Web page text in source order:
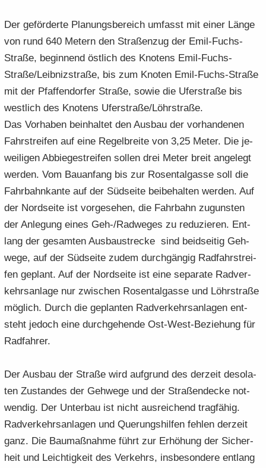
Der ge­för­der­te Pla­nungs­be­reich um­fasst mit einer Länge
von rund 640 Me­tern den Stra­ßen­zug der Emil-​Fuchs-
Straße, be­gin­nend öst­lich des Kno­tens Emil-​Fuchs-
Straße/Leib­niz­stra­ße, bis zum Kno­ten Emil-​Fuchs-Straße
mit der Pfaf­fen­dor­fer Stra­ße, sowie die Ufer­stra­ße bis
west­lich des Kno­tens Ufer­stra­ße/Löhr­stra­ße.
Das Vor­ha­ben be­inhal­tet den Aus­bau der vor­han­de­nen
Fahr­strei­fen auf eine Re­gel­brei­te von 3,25 Meter. Die je­
wei­li­gen Ab­bie­ge­strei­fen sol­len drei Meter breit an­ge­legt
wer­den. Vom Bau­an­fang bis zur Ro­sen­tal­gas­se soll die
Fahr­bahn­kan­te auf der Süd­sei­te bei­be­hal­ten wer­den. Auf
der Nord­sei­te ist vor­ge­se­hen, die Fahr­bahn zu­guns­ten
der An­le­gung eines Geh-/Rad­we­ges zu re­du­zie­ren. Ent­
lang der ge­sam­ten Aus­bau­stre­cke sind beid­sei­tig Geh­
we­ge, auf der Süd­sei­te zudem durch­gän­gig Rad­fahr­strei­
fen ge­plant. Auf der Nord­sei­te ist eine se­pa­ra­te Rad­ver­
kehrs­an­la­ge nur zwi­schen Ro­sen­tal­gas­se und Löhr­stra­ße
mög­lich. Durch die ge­plan­ten Rad­ver­kehrs­an­la­gen ent­
steht je­doch eine durch­ge­hen­de Ost-​West-Beziehung für
Rad­fah­rer.
Der Aus­bau der Stra­ße wird auf­grund des der­zeit de­so­la­
ten Zu­stan­des der Geh­we­ge und der Stra­ßen­de­cke not­
wen­dig. Der Un­ter­bau ist nicht aus­rei­chend trag­fä­hig.
Rad­ver­kehrs­an­la­gen und Que­rungs­hil­fen feh­len der­zeit
ganz. Die Bau­maß­nah­me führt zur Er­hö­hung der Si­cher­
heit und Leich­tig­keit des Ver­kehrs, ins­be­son­de­re ent­lang